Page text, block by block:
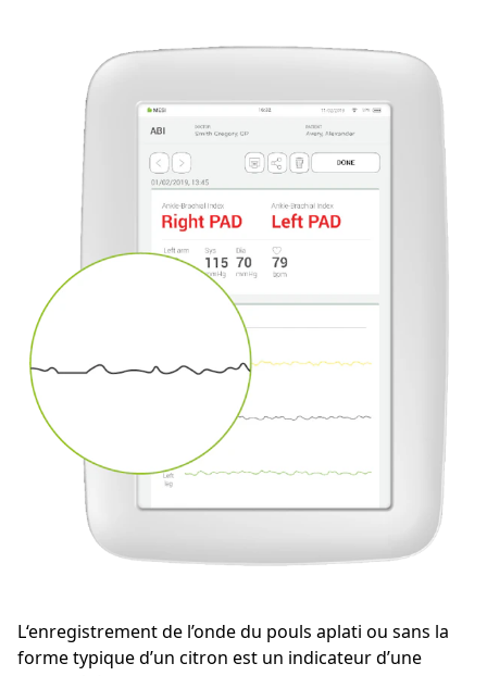
L‘enregistrement de l’onde du pouls aplati ou sans la
forme typique d’un citron est un indicateur d’une